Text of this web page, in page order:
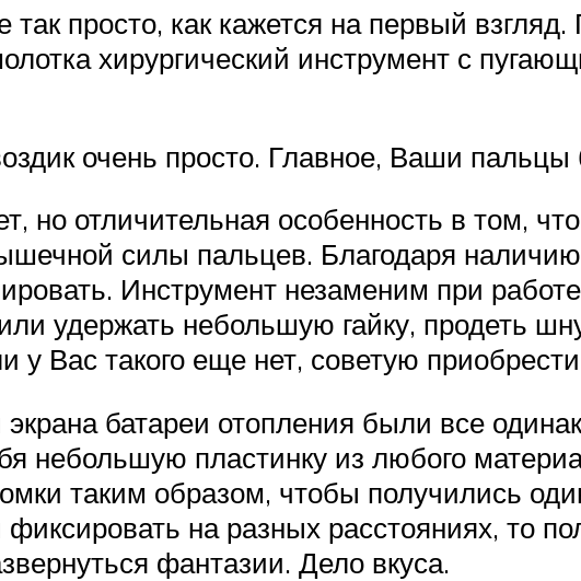
так просто, как кажется на первый
хирургический инструмент с
очень просто. Главное, Ваши пальцы
но отличительная особенность в том,
силы пальцев. Благодаря
Инструмент незаменим при
удержать небольшую гайку, продеть
Вас такого еще нет, советую
батареи отопления были все
небольшую пластинку из любого
таким образом, чтобы получились
на разных расстояниях, то
фантазии. Дело вкуса.